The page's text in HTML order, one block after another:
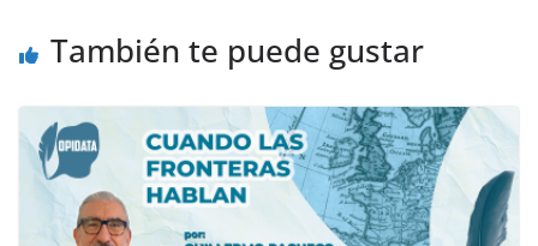
También te puede gustar